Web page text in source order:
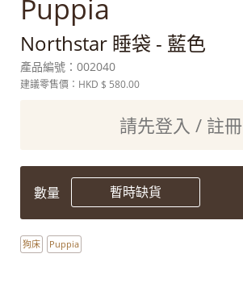
Puppia
Northstar 睡袋 - 藍色
產品編號： 002040
建議零售價：HKD $ 580.00
請先登入 / 註冊
數量 暫時缺貨
狗床 Puppia